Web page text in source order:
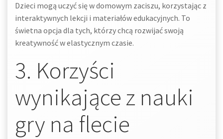
Dzieci mogą uczyć się w domowym zaciszu, korzystając z
interaktywnych lekcji i materiałów edukacyjnych. To
świetna opcja dla tych, którzy chcą rozwijać swoją
kreatywność w elastycznym czasie.
3. Korzyści
wynikające z nauki
gry na flecie